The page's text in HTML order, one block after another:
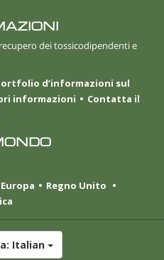
dei tossicodipendenti e
d’informazioni sul
informazioni
Contatta il
Europa
Regno Unito
Italian